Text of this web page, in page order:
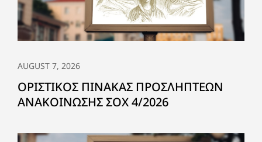
AUGUST 7, 2026
ΟΡΙΣΤΙΚΟΣ ΠΙΝΑΚΑΣ ΠΡΟΣΛΗΠΤΕΩΝ
ΑΝΑΚΟΙΝΩΣΗΣ ΣΟΧ 4/2026